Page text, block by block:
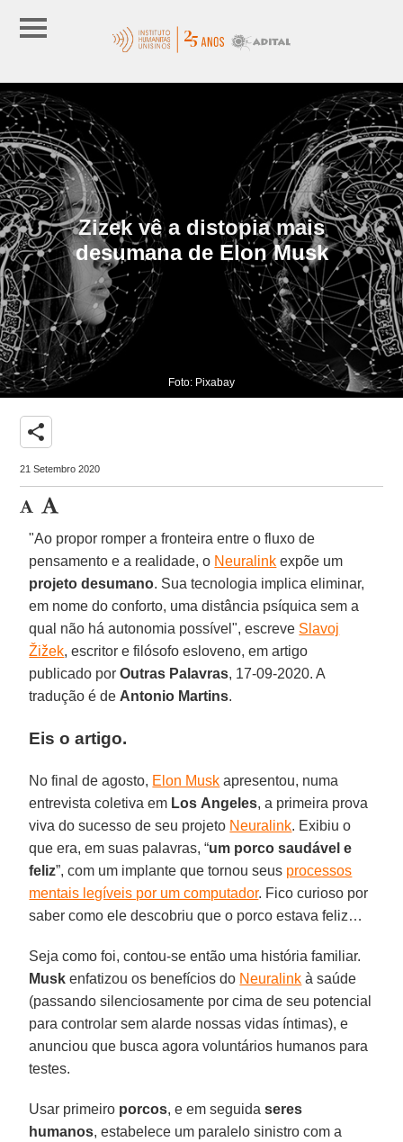
Zizek vê a distopia mais
desumana de Elon Musk
Foto: Pixabay
share
21 Setembro 2020
"Ao propor romper a fronteira entre o fluxo de
pensamento e a realidade, o Neuralink expõe um
projeto desumano. Sua tecnologia implica eliminar,
em nome do conforto, uma distância psíquica sem a
qual não há autonomia possível", escreve Slavoj
Žižek, escritor e filósofo esloveno, em artigo
publicado porOutras Palavras, 17-09-2020. A
tradução é de Antonio Martins.
Eis o artigo.
No final de agosto, Elon Musk apresentou, numa
entrevista coletiva em Los Angeles, a primeira prova
viva do sucesso de seu projeto Neuralink. Exibiu o
que era, em suas palavras, “um porco saudável e
feliz”, com um implante que tornou seus processos
mentais legíveis por um computador. Fico curioso por
saber como ele descobriu que o porco estava feliz…
Seja como foi, contou-se então uma história familiar.
Musk enfatizou os benefícios do Neuralink à saúde
(passando silenciosamente por cima de seu potencial
para controlar sem alarde nossas vidas íntimas), e
anunciou que busca agora voluntários humanos para
testes.
Usar primeiro porcos, e em seguidaseres
humanos, estabelece um paralelo sinistro com a